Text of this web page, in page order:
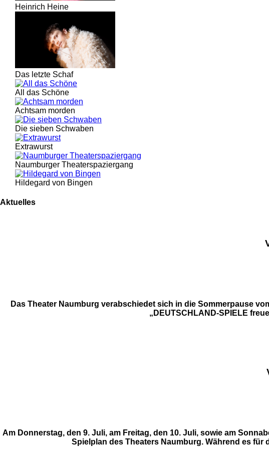
Heinrich Heine
Das letzte Schaf
All das Schöne
Achtsam morden
Die sieben Schwaben
Extrawurst
Naumburger Theaterspaziergang
Hildegard von Bingen
Aktuelles
Das Theater Naumburg verabschiedet sich in die Sommerpause
„DEUTSCHLAND-SPIELE
Am Donnerstag, den 9. Juli, am Freitag, den 10. Juli, sowie am
Spielplan des Theaters Naumburg. Während es für